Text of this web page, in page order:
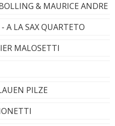
& MAURICE ANDRE
LA SAX QUARTETO
MALOSETTI
PILZE